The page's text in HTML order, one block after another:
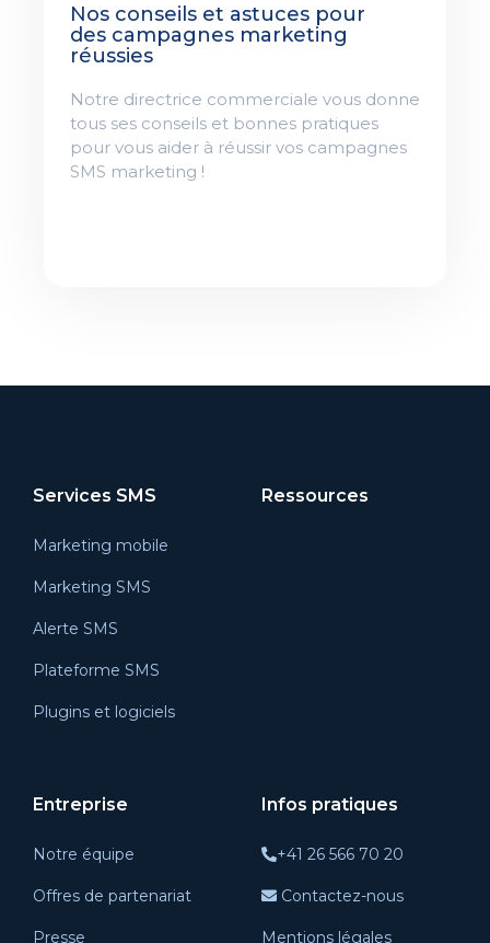
Nos conseils et astuces pour
des campagnes marketing
réussies
Notre directrice commerciale vous donne
tous ses conseils et bonnes pratiques
pour vous aider à réussir vos campagnes
SMS marketing !
Services SMS
Marketing mobile
Marketing SMS
Alerte SMS
Plateforme SMS
Plugins et logiciels
Ressources
Entreprise
Notre équipe
Offres de partenariat
Presse
Infos pratiques
+41 26 566 70 20
Contactez-nous
Mentions légales